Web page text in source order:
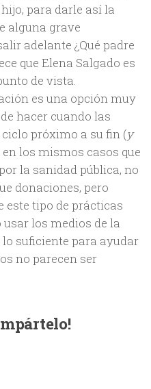
para darle así la
alguna grave
adelante ¿Qué padre
que Elena Salgado es
de vista.
es una opción muy
hacer cuando las
próximo a su fin (y
en los mismos casos que
la sanidad pública, no
donaciones, pero
tipo de prácticas
los medios de la
suficiente para ayudar
no parecen ser